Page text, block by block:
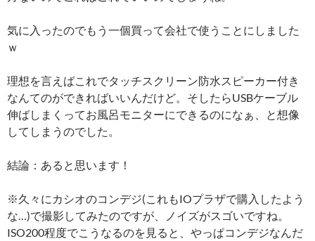
気に入ったのでもう一個買って会社で使うことにしました
ｗ
理想を言えばこれでタッチスクリーン防水スピーカー付き
なんてのができればいいんだけど。そしたらUSBケーブル
伸ばしまくってお風呂モニターにできるのになぁ、と想像
してしまうのでした。
結論：あると思います！
※久々にカシオのコンデジ(これもIOプラザで購入したよう
な…)で撮影してみたのですが、ノイズがスゴいですね。
ISO200程度でこうなるのを見ると、やっぱコンデジなんだ